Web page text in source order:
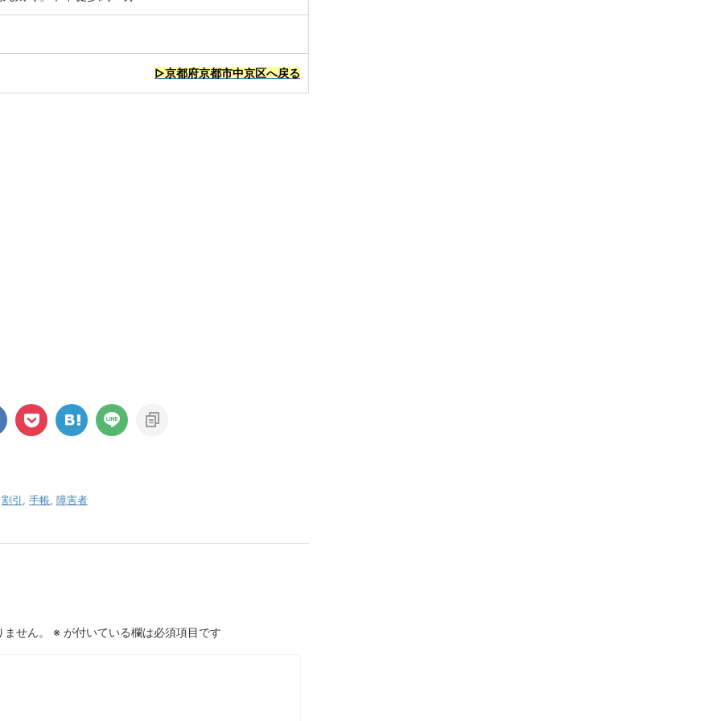
▷京都府京都市中京区へ戻る
割引 手帳 障害者
せん。 ※ が付いている欄は必須項目です